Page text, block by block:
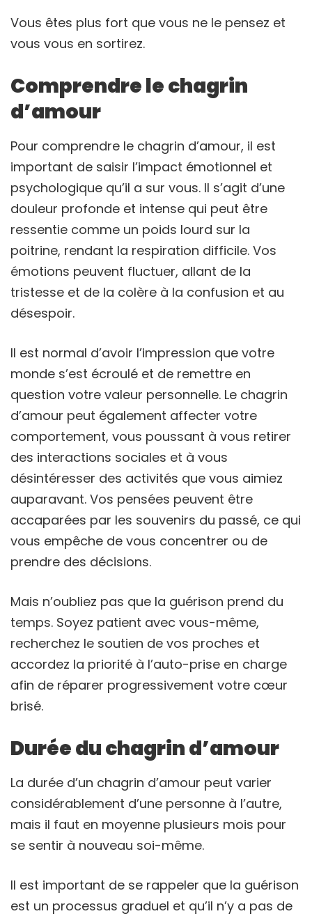
Vous êtes plus fort que vous ne le pensez et
vous vous en sortirez.
Comprendre le chagrin
d’amour
Pour comprendre le chagrin d’amour, il est
important de saisir l’impact émotionnel et
psychologique qu’il a sur vous. Il s’agit d’une
douleur profonde et intense qui peut être
ressentie comme un poids lourd sur la
poitrine, rendant la respiration difficile. Vos
émotions peuvent fluctuer, allant de la
tristesse et de la colère à la confusion et au
désespoir.
Il est normal d’avoir l’impression que votre
monde s’est écroulé et de remettre en
question votre valeur personnelle. Le chagrin
d’amour peut également affecter votre
comportement, vous poussant à vous retirer
des interactions sociales et à vous
désintéresser des activités que vous aimiez
auparavant. Vos pensées peuvent être
accaparées par les souvenirs du passé, ce qui
vous empêche de vous concentrer ou de
prendre des décisions.
Mais n’oubliez pas que la guérison prend du
temps. Soyez patient avec vous-même,
recherchez le soutien de vos proches et
accordez la priorité à l’auto-prise en charge
afin de réparer progressivement votre cœur
brisé.
Durée du chagrin d’amour
La durée d’un chagrin d’amour peut varier
considérablement d’une personne à l’autre,
mais il faut en moyenne plusieurs mois pour
se sentir à nouveau soi-même.
Il est important de se rappeler que la guérison
est un processus graduel et qu’il n’y a pas de